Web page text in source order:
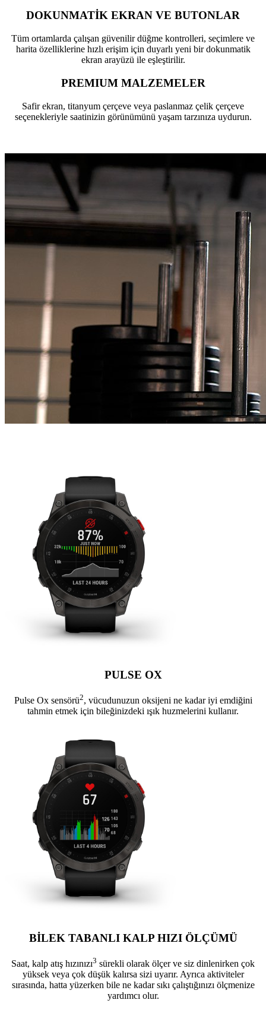
DOKUNMATİK EKRAN VE BUTONLAR
Tüm ortamlarda çalışan güvenilir düğme kontrolleri, seçimlere ve
harita özelliklerine hızlı erişim için duyarlı yeni bir dokunmatik
ekran arayüzü ile eşleştirilir.
PREMIUM MALZEMELER
Safir ekran, titanyum çerçeve veya paslanmaz çelik çerçeve
seçenekleriyle saatinizin görünümünü yaşam tarzınıza uydurun.
PULSE OX
Pulse Ox sensörü2, vücudunuzun oksijeni ne kadar iyi emdiğini
tahmin etmek için bileğinizdeki ışık huzmelerini kullanır.
BİLEK TABANLI KALP HIZI ÖLÇÜMÜ
Saat, kalp atış hızınızı3 sürekli olarak ölçer ve siz dinlenirken çok
yüksek veya çok düşük kalırsa sizi uyarır. Ayrıca aktiviteler
sırasında, hatta yüzerken bile ne kadar sıkı çalıştığınızı ölçmenize
yardımcı olur.